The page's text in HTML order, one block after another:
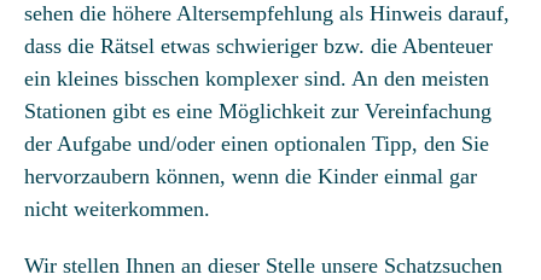
sehen die höhere Altersempfehlung als Hinweis darauf,
dass die Rätsel etwas schwieriger bzw. die Abenteuer
ein kleines bisschen komplexer sind. An den meisten
Stationen gibt es eine Möglichkeit zur Vereinfachung
der Aufgabe und/oder einen optionalen Tipp, den Sie
hervorzaubern können, wenn die Kinder einmal gar
nicht weiterkommen.
Wir stellen Ihnen an dieser Stelle unsere Schatzsuchen